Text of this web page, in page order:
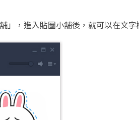
」，進入貼圖小舖後，就可以在文